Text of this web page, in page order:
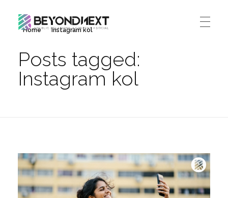
首页
文章
媒体资讯
海外社媒营销
跨境市场营销
关于我们
加入我们
ENGLISH
Home Instagram kol
Posts tagged:
Instagram kol